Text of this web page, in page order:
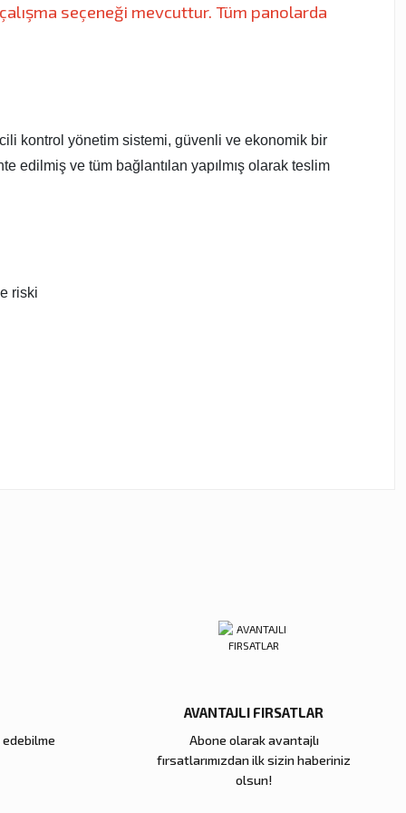
seçeneği mevcuttur. Tüm panolarda
kontrol yönetim sistemi, güvenli ve ekonomik bir
edilmiş ve tüm bağlantılan yapılmış olarak teslim
riski
AVANTAJLI FIRSATLAR
Abone olarak avantajlı
fırsatlarımızdan ilk sizin haberiniz
olsun!